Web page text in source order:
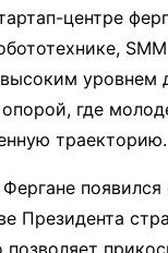
центре
уровнем
где
траекторию.
Президента